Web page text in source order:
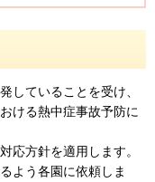
していることを受け、
ける熱中症事故予防に
応方針を適用します。
よう各園に依頼しま